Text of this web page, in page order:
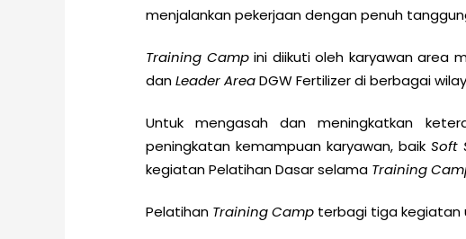
menjalankan pekerjaan dengan penuh
Training Campini diikuti oleh karyawan area
danLeader AreaDGW Fertilizer di berbagai
Untuk mengasah dan meningkatkan
peningkatan kemampuan karyawan, baikSoft
kegiatan Pelatihan Dasar selama Training
Pelatihan Training Camp terbagi tiga kegiatan